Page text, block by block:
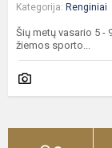
Kategorija: Renginiai
Šių metų vasario 5 -
žiemos sporto...